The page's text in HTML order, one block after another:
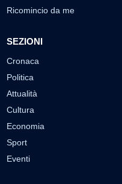
Ricomincio da me
SEZIONI
Cronaca
Politica
Attualità
Cultura
Economia
Sport
Eventi